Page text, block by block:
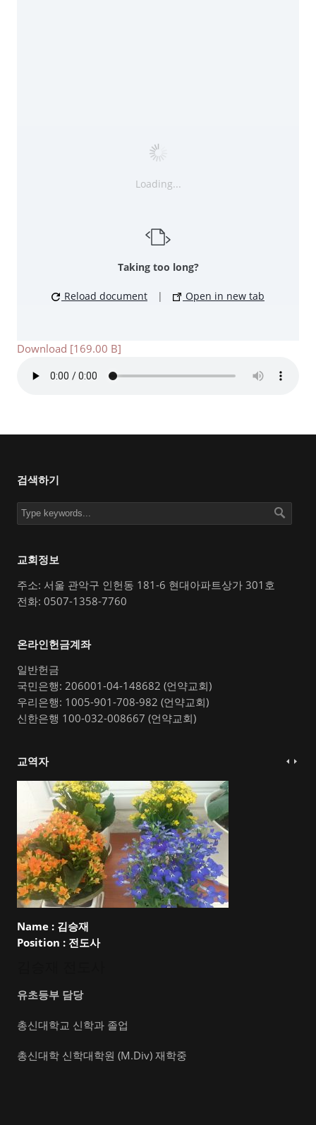
Loading...
Taking too long?
Reload document | Open in new tab
Download [169.00 B]
검색하기
교회정보
주소: 서울 관악구 인헌동 181-6 현대아파트상가 301호
전화: 0507-1358-7760
온라인헌금계좌
일반헌금
국민은행: 206001-04-148682 (언약교회)
우리은행: 1005-901-708-982 (언약교회)
신한은행 100-032-008667 (언약교회)
교역자
Name : 김승재
Position : 전도사
유초등부 담당
총신대학교 신학과 졸업
총신대학 신학대학원 (M.Div) 재학중